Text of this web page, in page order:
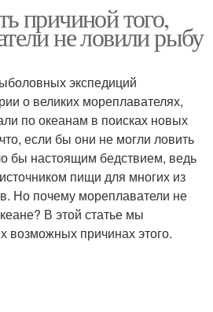
причиной того,
не ловили рыбу
экспедиций
о великих мореплавателях,
по океанам в поисках новых
если бы они не могли ловить
бы настоящим бедствием, ведь
пищи для многих из
Но почему мореплаватели не
В этой статье мы
возможных причинах этого.